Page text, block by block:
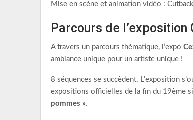
Mise en scène et animation vidéo :
Parcours de
A travers un parcours thématique, l’expo
ambiance unique pour un artiste unique !
8 séquences se succèdent. L’exposition
expositions officielles de la fin du 19ème
pommes ».